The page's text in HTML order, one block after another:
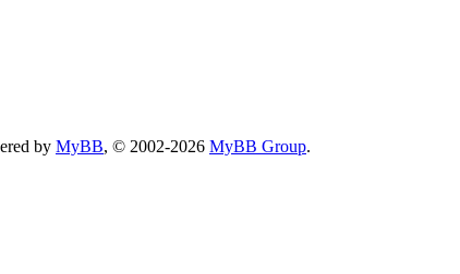
by MyBB, © 2002-2026 MyBB Group.